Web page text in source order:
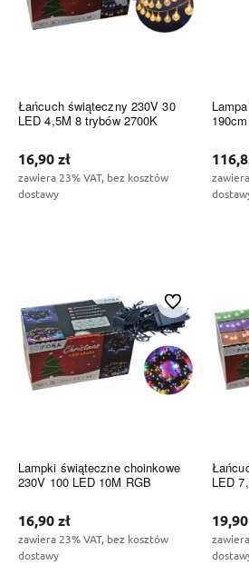
Łańcuch świąteczny 230V 30
LED 4,5M 8 trybów 2700K
16,90 zł
zawiera 23% VAT, bez kosztów
dostawy
Lampki świąteczne choinkowe
230V 100 LED 10M RGB
16,90 zł
zawiera 23% VAT, bez kosztów
dostawy
Do ulubionych
LED